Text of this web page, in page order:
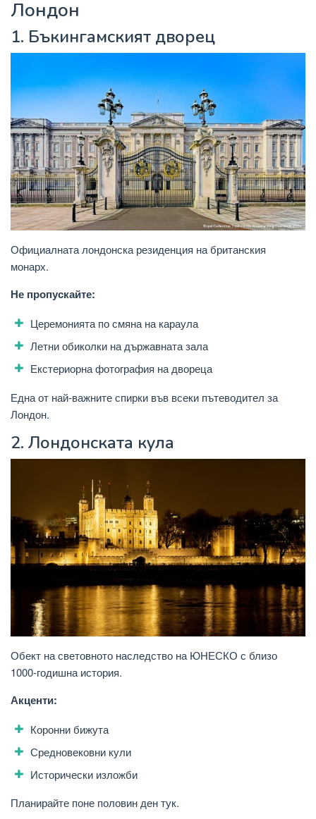
Лондон
1. Бъкингамският дворец
Официалната лондонска резиденция на британския
монарх.
Не пропускайте:
Церемонията по смяна на караула
Летни обиколки на държавната зала
Екстериорна фотография на двореца
Една от най-важните спирки във всеки пътеводител за
Лондон.
2. Лондонската кула
Обект на световното наследство на ЮНЕСКО с близо
1000-годишна история.
Акценти:
Коронни бижута
Средновековни кули
Исторически изложби
Планирайте поне половин ден тук.